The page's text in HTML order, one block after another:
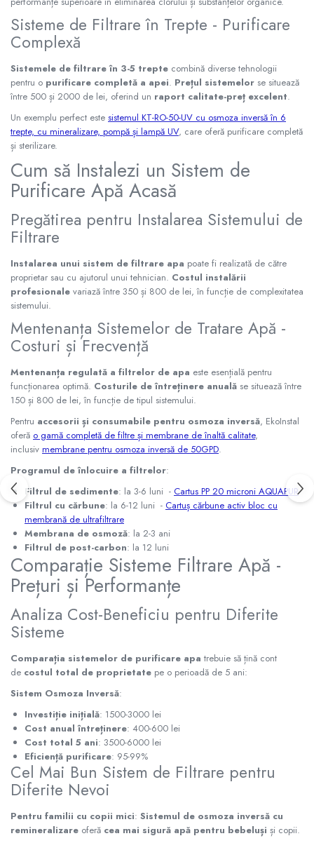
Sisteme de Filtrare în Trepte - Purificare
Complexă
Sistemele de filtrare în 3-5 trepte combină diverse tehnologii
pentru o purificare completă a apei. Prețul sistemelor se situează
între 500 și 2000 de lei, oferind un raport calitate-preț excelent.
Un exemplu perfect este sistemul KT-RO-50-UV cu osmoza inversă în 6
trepte, cu mineralizare, pompă și lampă UV, care oferă purificare completă
și sterilizare.
Cum să Instalezi un Sistem de
Purificare Apă Acasă
Pregătirea pentru Instalarea Sistemului de
Filtrare
Instalarea unui sistem de filtrare apa poate fi realizată de către
proprietar sau cu ajutorul unui tehnician. Costul instalării
profesionale variază între 350 și 800 de lei, în funcție de complexitatea
sistemului.
Mentenanța Sistemelor de Tratare Apă -
Costuri și Frecvență
Mentenanța regulată a filtrelor de apa este esențială pentru
funcționarea optimă. Costurile de întreținere anuală se situează între
150 și 800 de lei, în funcție de tipul sistemului.
Pentru accesorii și consumabile pentru osmoza inversă, EkoInstal
oferă o gamă completă de filtre și membrane de înaltă calitate,
inclusiv membrane pentru osmoza inversă de 50GPD.
Programul de înlocuire a filtrelor:
Filtrul de sedimente: la 3-6 luni - Cartus PP 20 microni AQUAPUR
Filtrul cu cărbune: la 6-12 luni - Cartuș cărbune activ bloc cu
membrană de ultrafiltrare
Membrana de osmoză: la 2-3 ani
Filtrul de post-carbon: la 12 luni
Comparație Sisteme Filtrare Apă -
Prețuri și Performanțe
Analiza Cost-Beneficiu pentru Diferite
Sisteme
Comparația sistemelor de purificare apa trebuie să țină cont
de costul total de proprietate pe o perioadă de 5 ani:
Sistem Osmoza Inversă:
Investiție inițială: 1500-3000 lei
Cost anual întreținere: 400-600 lei
Cost total 5 ani: 3500-6000 lei
Eficiență purificare: 95-99%
Cel Mai Bun Sistem de Filtrare pentru
Diferite Nevoi
Pentru familii cu copii mici: Sistemul de osmoza inversă cu
remineralizare oferă cea mai sigură apă pentru bebeluși și copii.